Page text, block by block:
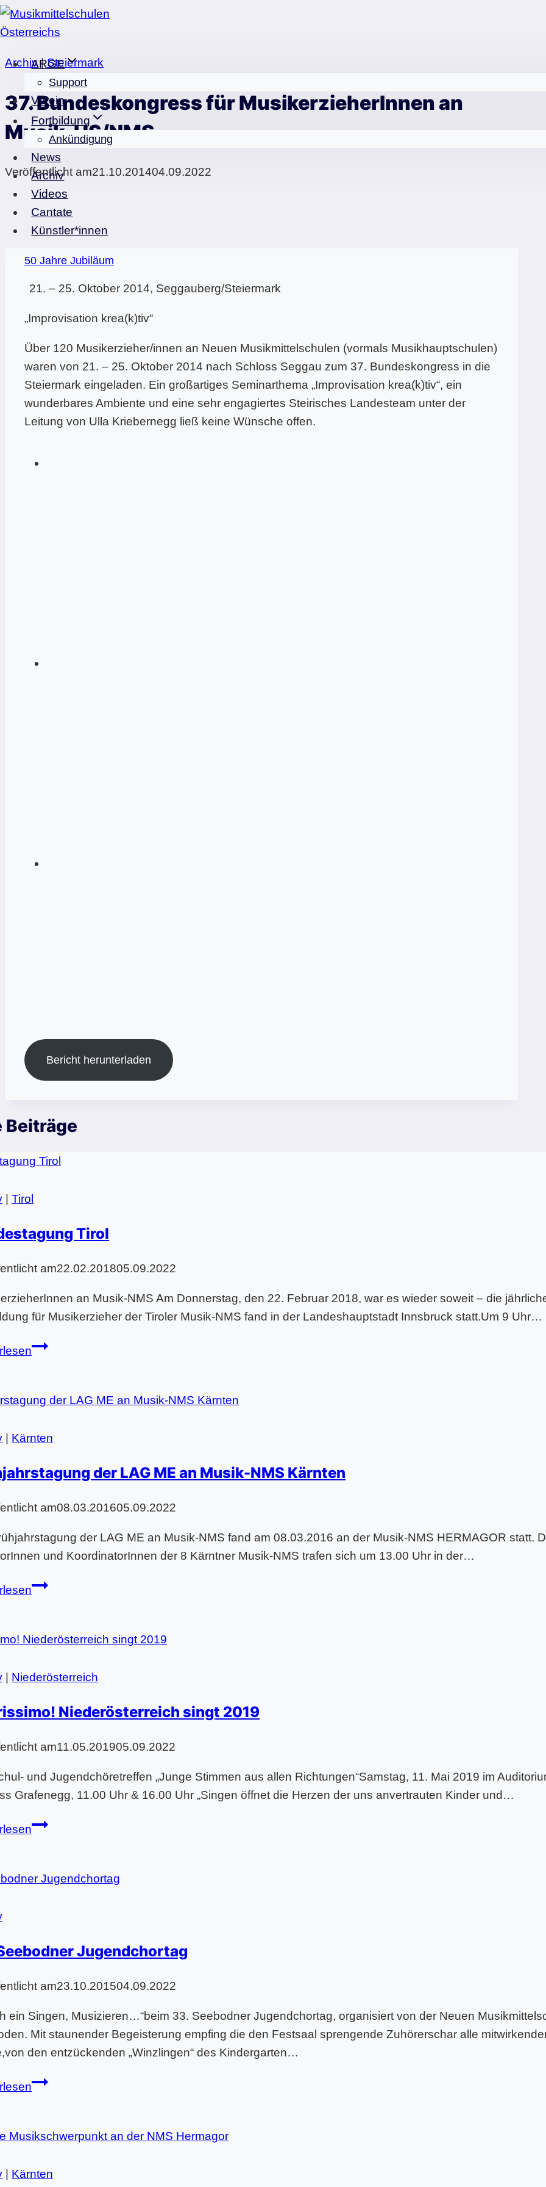
Zum
Inhalt
ARGE
Support
Verein
Fortbildung
Ankündigung
News
Archiv
Videos
Cantate
Künstler*innen
50 Jahre Jubiläum
Archiv|Steiermark
37. Bundeskongress für MusikerzieherInnen an
Musik-HS/NMS
Veröffentlicht am21.10.201404.09.2022
– 25. Oktober 2014, Seggauberg/Steiermark
„Improvisation krea(k)tiv“
Über 120 Musikerzieher/innen an Neuen Musikmittelschulen (vormals Musikhauptschulen)
waren von 21. – 25. Oktober 2014 nach Schloss Seggau zum 37. Bundeskongress in die
Steiermark eingeladen. Ein großartiges Seminarthema „Improvisation krea(k)tiv“, ein
wunderbares Ambiente und eine sehr engagiertes Steirisches Landesteam unter der
Leitung von Ulla Kriebernegg ließ keine Wünsche offen.
Bericht herunterladen
Tirol
Tirol
am22.02.201805.09.2022
an Musik-NMS Am Donnerstag, den 22. Februar 2018, war es wieder soweit – die
für Musikerzieher der Tiroler Musik-NMS fand in der Landeshauptstadt Innsbruck statt.Um 9 Uhr…
Landestagung
Kärnten
der LAG ME an Musik-NMS Kärnten
am08.03.201605.09.2022
der LAG ME an Musik-NMS fand am 08.03.2016 an der Musik-NMS HERMAGOR statt.
und KoordinatorInnen der 8 Kärntner Musik-NMS trafen sich um 13.00 Uhr in der…
Frühjahrstagung
ME
Musik-
Kärnten
Niederösterreich
Niederösterreich singt 2019
am11.05.201905.09.2022
und Jugendchöretreffen „Junge Stimmen aus allen Richtungen“Samstag, 11. Mai 2019 im
Grafenegg, 11.00 Uhr & 16.00 Uhr „Singen öffnet die Herzen der uns anvertrauten Kinder und…
chorissimo!
2019
Jugendchortag
am23.10.201504.09.2022
ein Singen, Musizieren…“beim 33. Seebodner Jugendchortag, organisiert von der Neuen
Mit staunender Begeisterung empfing die den Festsaal sprengende Zuhörerschar alle
den entzückenden „Winzlingen“ des Kindergarten…
33.
Kärnten